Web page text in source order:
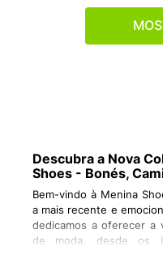
Descubra a Nova
Shoes - Bonés,
Bem-vindo à Menina
a mais recente e
dedicamos a oferecer a
de moda, desde os